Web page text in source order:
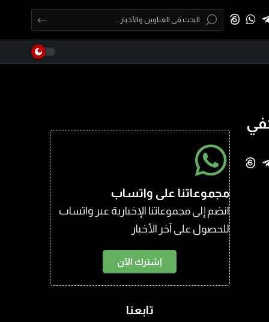
مجموعاتنا على واتساب
انضم إلى مجموعاتنا الإخبارية عبر واتساب
للحصول على آخر الأخبار
إشترك الآن
تابعنا